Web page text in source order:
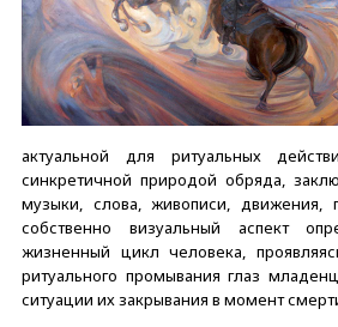
актуальной для ритуальных
синкретичной природой обряда,
музыки, слова, живописи, движения,
собственно визуальный аспект
жизненный цикл человека,
ритуального промывания глаз
ситуации их закрывания в момент